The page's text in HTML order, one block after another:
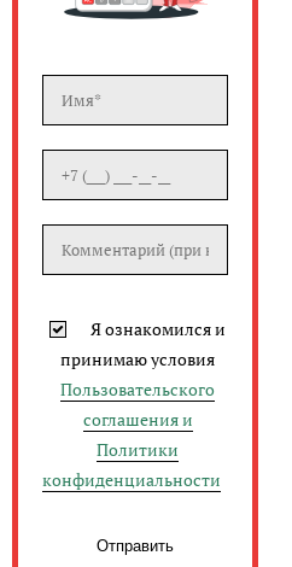
Я ознакомился и
принимаю условия
Пользовательского
соглашения и
Политики
конфиденциальности
Отправить